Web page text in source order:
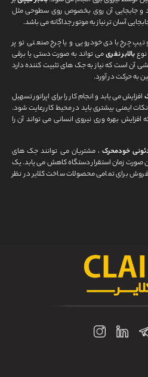
و جابجایی آن روی بخصوص روی سطوحی مثل
آسان تر نیاز به موتور جداگانه می باشد.
تیپ چرخ بادی خودرویی و یا چرخ صنعتی تو پر
بالابر نفریمی تواند به صورت دستی یا برقی
آن است که نیاز به جک های تثبیت کننده دارد
به حرکت در آورد.
افزایش می یابد و انجام کار را برای اپراتور تسهیل
ایمنی بیشتری باید در محیط کار رعایت شود.
افزایش بهره وری نیروی انسانی می تواند آن را
خودمحرک ، مشتریان می توانند جک های
زمان استقرار دستگاه کاهش می یابد. یک
پس از فروش برای تمامی محصولات ساخت کلایر در نظر